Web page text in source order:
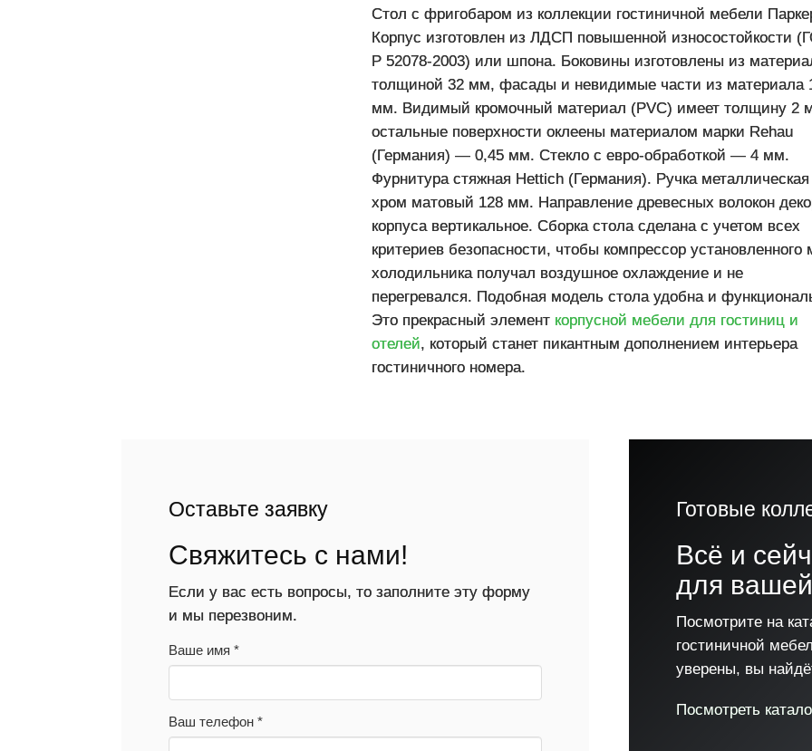
Стол с фригобаром из коллекции гостиничной мебели
Корпус изготовлен из ЛДСП повышенной износостойкости
Р 52078-2003) или шпона. Боковины изготовлены из
толщиной 32 мм, фасады и невидимые части из материала
мм. Видимый кромочный материал (PVC) имеет толщину 2
остальные поверхности оклеены материалом марки Rehau
(Германия) — 0,45 мм. Стекло с евро-обработкой — 4 мм.
Фурнитура стяжная Hettich (Германия). Ручка металлическая
хром матовый 128 мм. Направление древесных волокон
корпуса вертикальное. Сборка стола сделана с учетом всех
критериев безопасности, чтобы компрессор установленного
холодильника получал воздушное охлаждение и не
перегревался. Подобная модель стола удобна и
Это прекрасный элемент корпусной мебели для гостиниц и
отелей, который станет пикантным дополнением интерьера
гостиничного номера.
Оставьте заявку
Свяжитесь с нами!
Если у вас есть вопросы, то заполните эту форму
и мы перезвоним.
Ваше имя *
Ваш телефон *
Готовые
Всё и
для
Посмотрите на
гостиничной
уверены, вы
Посмотреть